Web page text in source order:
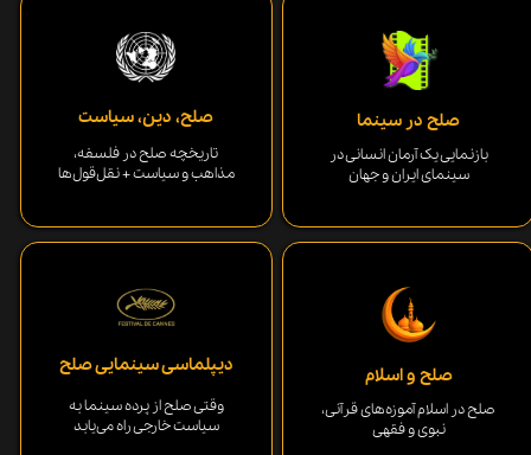
صلح در سینما
بازنمایی یک آرمان انسانی​​​​​​​ در
سینمای ایران و جهان
صلح، دین، سیاست
تاریخچه صلح در فلسفه،
مذاهب و سیاست ​​​​+ نقل‌قول‌ها​​​​
صلح و اسلام
صلح در اسلام آموزه‌های قرآنی،
نبوی و فقهی
دیپلماسی سینمایی صلح
وقتی صلح از پرده سینما به
سیاست خارجی راه می‌یابد